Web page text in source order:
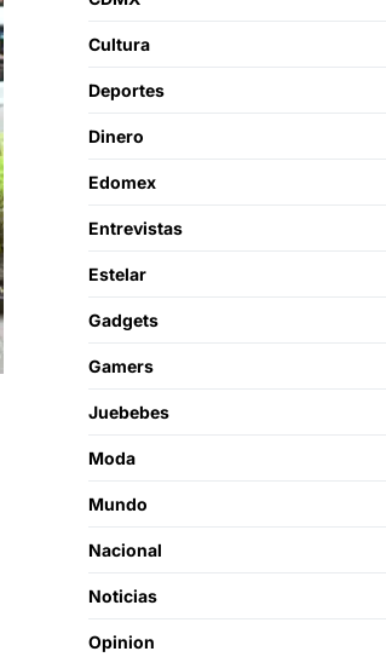
Cultura
Deportes
Dinero
Edomex
Entrevistas
Estelar
Gadgets
Gamers
Juebebes
Moda
Mundo
Nacional
Noticias
Opinion